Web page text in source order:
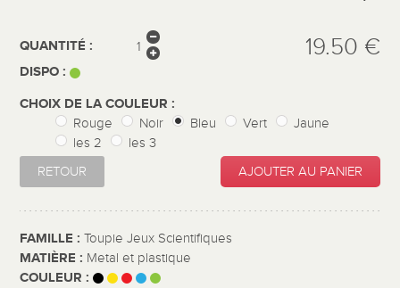
QUANTITÉ :
DISPO :
19.50 €
CHOIX DE LA COULEUR :
Rouge Noir Bleu Vert
Jaune
les 2
les 3
RETOUR
AJOUTER AU PANIER
FAMILLE :Toupie Jeux Scientifiques
MATIÈRE : Metal et plastique
COULEUR :